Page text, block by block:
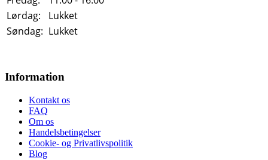
Lørdag:
Lukket
Søndag: Lukket
Information
Kontakt os
FAQ
Om os
Handelsbetingelser
Cookie- og Privatlivspolitik
Blog